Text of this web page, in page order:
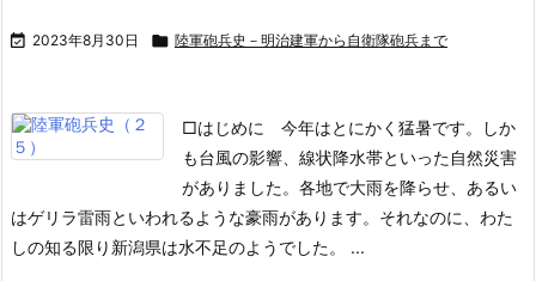
 2023年8月30日  陸軍砲兵史－明治建軍から自衛隊砲兵まで
□はじめに
今年はとにかく猛暑です。しか
も台風の影響、線状降水帯といった自然災害
がありました。各地で大雨を降らせ、あるい
はゲリラ雷雨といわれるような豪雨があります。それなのに、わた
しの知る限り新潟県は水不足のようでした。 ...